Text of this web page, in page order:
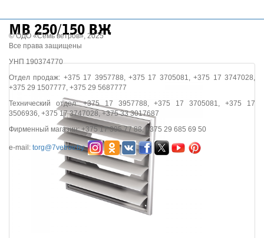
МВ 250/150 ВЖ
© ОДО «Семь ветров», 2025
Все права защищены
УНП 190374770
Отдел продаж: +375 17 3957788, +375 17 3705081, +375 17 3747028,
+375 29 1507777, +375 29 5687777
Технический отдел: +375 17 3957788, +375 17 3705081, +375 17
3506936, +375 17 3747028, +375 33 3017687
Фирменный магазин: +375 17 395 77 88, +375 29 685 69 50
e-mail: torg@7vetrov.by